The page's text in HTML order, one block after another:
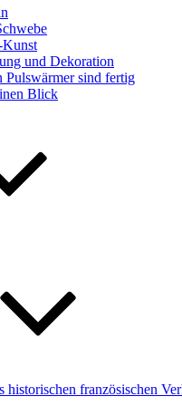
Kunst
und Dekoration
Pulswärmer sind fertig
Blick
historischen französischen